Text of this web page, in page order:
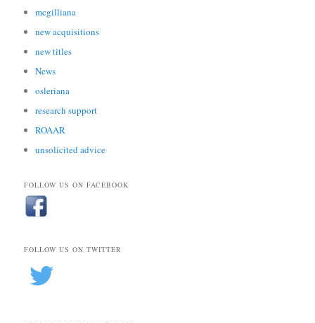
mcgilliana
new acquisitions
new titles
News
osleriana
research support
ROAAR
unsolicited advice
FOLLOW US ON FACEBOOK
FOLLOW US ON TWITTER